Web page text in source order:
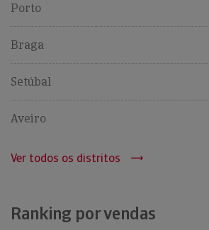
Porto
Braga
Setúbal
Aveiro
Ver todos os distritos
Ranking por vendas